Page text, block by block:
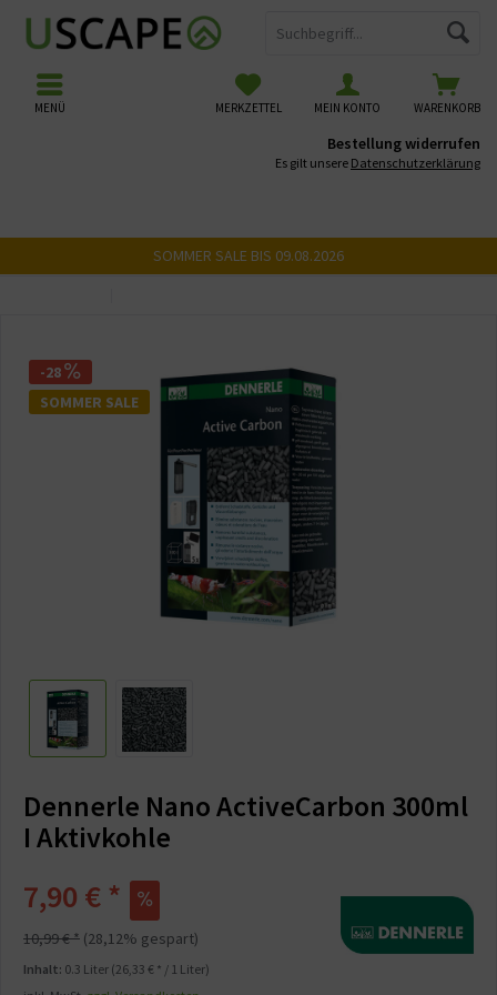
WARENKORB
MERKZETTEL MEIN KONTO
MENÜ
Bestellung widerrufen
Es gilt unsere Datenschutzerklärung
SOMMER SALE BIS 09.08.2026
-28
SOMMER SALE
Dennerle Nano ActiveCarbon 300ml
I Aktivkohle
7,90 € *
10,99 € * (28,12% gespart)
Inhalt: 0.3 Liter (26,33 € * / 1 Liter)